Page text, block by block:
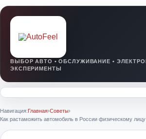
Навигация:Главная›Советы›
Как растаможить автомобиль в России физическому лицу